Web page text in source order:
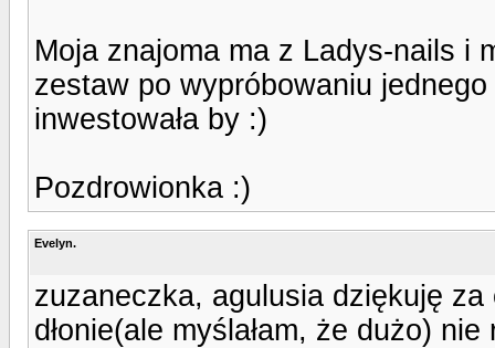
Moja znajoma ma z Ladys-nails i
zestaw po wypróbowaniu
inwestowała by :)
Pozdrowionka :)
Evelyn.
zuzaneczka, agulusia dziękuję
dłonie(ale myślałam, że dużo)